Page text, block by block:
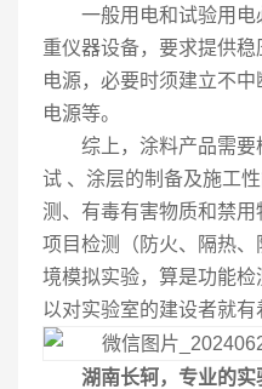
一般用电和试验用
重仪器设备，要求提供
电源，必要时须建立不
电源等。
综上，涂料产品需要
试 、涂层的制备及施工
测、有毒有害物质和禁
项目检测（防火、隔热
境模拟实验，算是功能
以对实验室的建设者就有
湖南长轲，专业的